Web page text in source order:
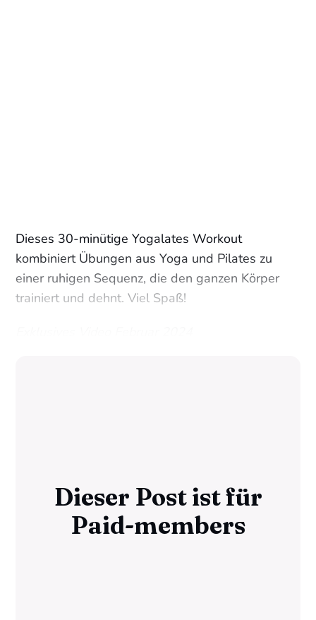
Dieses 30-minütige Yogalates Workout
kombiniert Übungen aus Yoga und Pilates zu
einer ruhigen Sequenz, die den ganzen Körper
trainiert und dehnt. Viel Spaß!
Dieser Post ist für
Paid-members